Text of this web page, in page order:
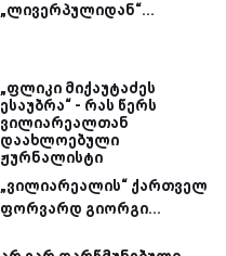
„ლივერპულიდან“...
„ფლიკი მიქაუტაძეს
ესაუბრა“ - რას წერს
ვილიარეალთან
დაახლოებული
ჟურნალისტი
„ვილიარეალის“ ქართველ
ფორვარდ გიორგი...